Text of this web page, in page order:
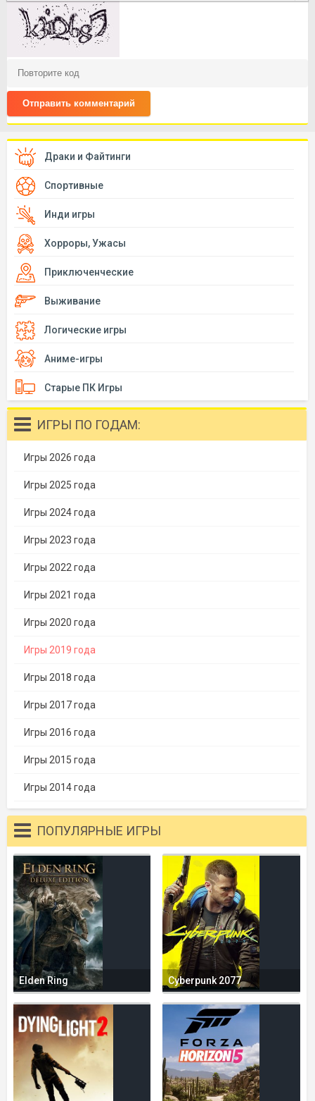
Отправить комментарий
Драки и Файтинги
Спортивные
Инди игры
Хорроры, Ужасы
Приключенческие
Выживание
Логические игры
Аниме-игры
Старые ПК Игры
ИГРЫ ПО ГОДАМ:
Игры 2026 года
Игры 2025 года
Игры 2024 года
Игры 2023 года
Игры 2022 года
Игры 2021 года
Игры 2020 года
Игры 2019 года
Игры 2018 года
Игры 2017 года
Игры 2016 года
Игры 2015 года
Игры 2014 года
ПОПУЛЯРНЫЕ ИГРЫ
Elden Ring Cyberpunk 2077